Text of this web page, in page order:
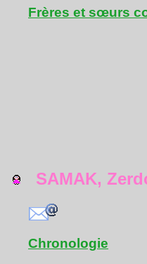
Frères et sœurs
SAMAK,
Chronologie